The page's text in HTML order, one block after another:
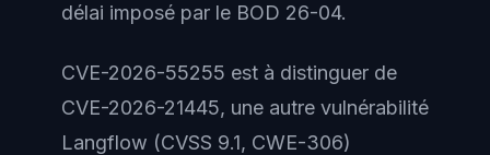
délai imposé par le BOD 26-04.
CVE-2026-55255 est à distinguer de
CVE-2026-21445, une autre vulnérabilité
Langflow (CVSS 9.1, CWE-306)